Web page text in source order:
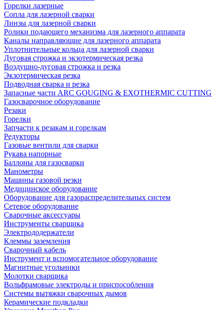
Горелки лазерные
Сопла для лазерной сварки
Линзы для лазерной сварки
Ролики подающего механизма для лазерного аппарата
Каналы направляющие для лазерного аппарата
Уплотнительные кольца для лазерной сварки
Дуговая строжка и экзотермическая резка
Воздушно-дуговая строжка и резка
Экзотермическая резка
Подводная сварка и резка
Запасные части ARC GOUGING & EXOTHERMIC CUTTING
Газосварочное оборудование
Резаки
Горелки
Запчасти к резакам и горелкам
Редукторы
Газовые вентили для сварки
Рукава напорные
Баллоны для газосварки
Манометры
Машины газовой резки
Медицинское оборудование
Оборудование для газораспределительных систем
Сетевое оборудование
Сварочные аксессуары
Инструменты сварщика
Электрододержатели
Клеммы заземления
Сварочный кабель
Инструмент и вспомогательное оборудование
Магнитные угольники
Молотки сварщика
Вольфрамовые электроды и приспособления
Системы вытяжки сварочных дымов
Керамические подкладки